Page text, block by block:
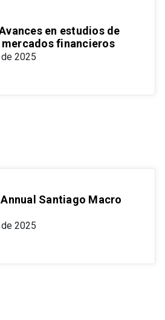
en estudios de
financieros
2025
Santiago Macro
2025